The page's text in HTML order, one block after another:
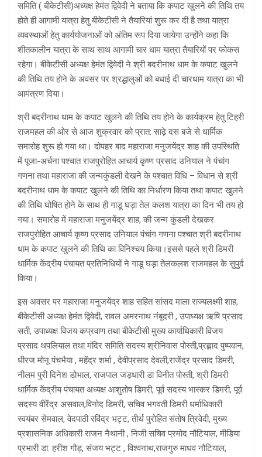
समिति ( बीकेटीसी)अध्यक्ष हेमंत द्विवेदी ने बताया कि कपाट खुलने की तिथि तय
होते ही आगामी यात्रा हेतु बीकेटीसी ने तैयारियां शुरू कर दी है तथा यात्रा
व्यवस्थाओंं हेतु कार्ययोजनाओं को अंतिम रूप दिया जायेगा उन्होंने कहा कि
शीतकालीन यात्रा के साथ साथ आगामी चार धाम यात्रा तैयारियों पर फोकस
रहेगा। बीकेटीसी अध्यक्ष हेमंत द्विवेदी ने श्री बदरीनाथ धाम के कपाट खुलने
की तिथि तय होने के अवसर पर श्रद्धालुओं को बधाई दी चारधाम यात्रा का भी
आमंत्रण दिया।
श्री बदरीनाथ धाम के कपाट खुलने की तिथि तय होने के कार्यक्रम हेतु टिहरी
राजमहल की ओर से आज शुक्रवार को प्रात: साढ़े दस बजे से धार्मिक
समारोह शुरू हो गया था। दोपहर बाद महाराजा मनुजयेंद्र शाह की उपस्थिति
में पूजा-अर्चना पश्चात राजपुरोहित आचार्य कृष्ण प्रसाद उनियाल ने पंचांग
गणना तथा महाराजा की जन्मकुंडली देखने के पश्चात विधि – विधान से श्री
बदरीनाथ धाम के कपाट खुलने की तिथि का निर्धारण किया तथा कपाट खुलने
की तिथि घोषित होने के साथ ही गाडू घड़ा तेल कलश यात्रा का दिन भी तय हो
गया। समारोह में महाराजा मनुजयेंद्र शाह, की जन्म कुंडली देखकर
राजपुरोहित आचार्य कृष्ण प्रसाद उनियाल पंचांग गणना पश्चात श्री बदरीनाथ
धाम के कपाट खुलने की तिथि का विनिश्चय किया।इससे पहले श्री डिमरी
धार्मिक केंद्रीय पंचायत प्रतिनिधियों ने गाडू घड़ा तेलकलश राजमहल के सुपुर्द
किया।
इस अवसर पर महाराजा मनुजयेंद्र शाह सहित सांसद माला राज्यलक्ष्मी शाह,
बीकेटीसी अध्यक्ष हेमंत द्विवेदी, रावल अमरनाथ नंबूदरी , उपाध्यक्ष ऋषि प्रसाद
सती, उपाध्यक्ष विजय कप्रवाण तथा बीकेटीसी मुख्य कार्याधिकारी विजय
प्रसाद थपलियाल तथा मंदिर समिति सदस्य श्रीनिवास पोस्ती,प्रह्लाद पुष्पवान,
धीरज मोनू पंचभैया , महेंद्र शर्मा , देवीप्रसाद देवली,राजेंद्र प्रसाद डिमरी,
नीलम पुरी दिनेश डोभाल, राजपाल जड़धारी डा विनीत पोस्ती, श्री डिमरी
धार्मिक केंद्रीय पंचायत अध्यक्ष आशुतोष डिमरी, पूर्व सदस्य भास्कर डिमरी, पूर्व
सदस्य वीरेंद्र असवाल,विनोद डिमरी, सचिव भगवती डिमरी धर्माधिकारी
स्वयंबर सेमवाल, वेदपाठी रविंद्र भट्ट, तीर्थ पुरोहित संतोष त्रिवेदी, मुख्य
प्रशासनिक अधिकारी राजन नैथानी , निजी सचिव प्रमोद नौटियाल, मीडिया
प्रभारी डा. हरीश गौड़, संजय भट्ट , विश्वनाथ,राजगुरु माधव नौटियाल,